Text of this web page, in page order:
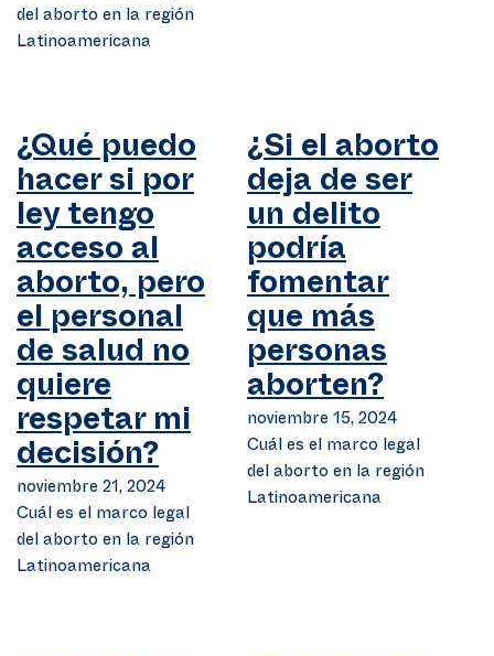
del aborto en la región
Latinoamericana
¿Qué puedo
hacer si por
ley tengo
acceso al
aborto, pero
el personal
de salud no
quiere
respetar mi
decisión?
noviembre 21, 2024
Cuál es el marco legal
del aborto en la región
Latinoamericana
¿Si el aborto
deja de ser
un delito
podría
fomentar
que más
personas
aborten?
noviembre 15, 2024
Cuál es el marco legal
del aborto en la región
Latinoamericana